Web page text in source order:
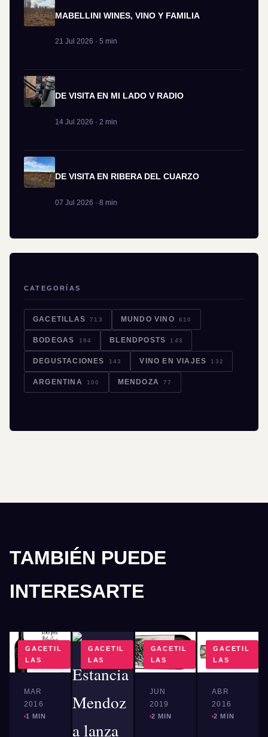
MABELLINI WINES, VINO Y FAMILIA
21 Jul 2026 · 5 min
DE VISITA EN MI LADO V RADIO
14 Jul 2026 · 2 min
DE VISITA EN RIBERA DEL CUARZO
07 Jul 2026 · 8 min
CATEGORÍAS
GACETILLAS 713 MUNDO VINO 610
BODEGAS 194 BLENDPOSTS 143
DEGUSTACIONES 143 VINO EN VIAJES 132
ARGENTINA 100 MENDOZA 77
TAMBIÉN PUEDE
INTERESARTE
GACETIL
LAS
MAR
2016
1 MIN
GACETIL
LAS
GACETIL
LAS
JUN
2019
2 MIN
GACETIL
LAS
ABR
2016
2 MIN